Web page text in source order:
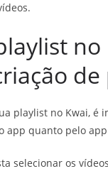
playlist no Kwai,
app quanto pelo
selecionar os